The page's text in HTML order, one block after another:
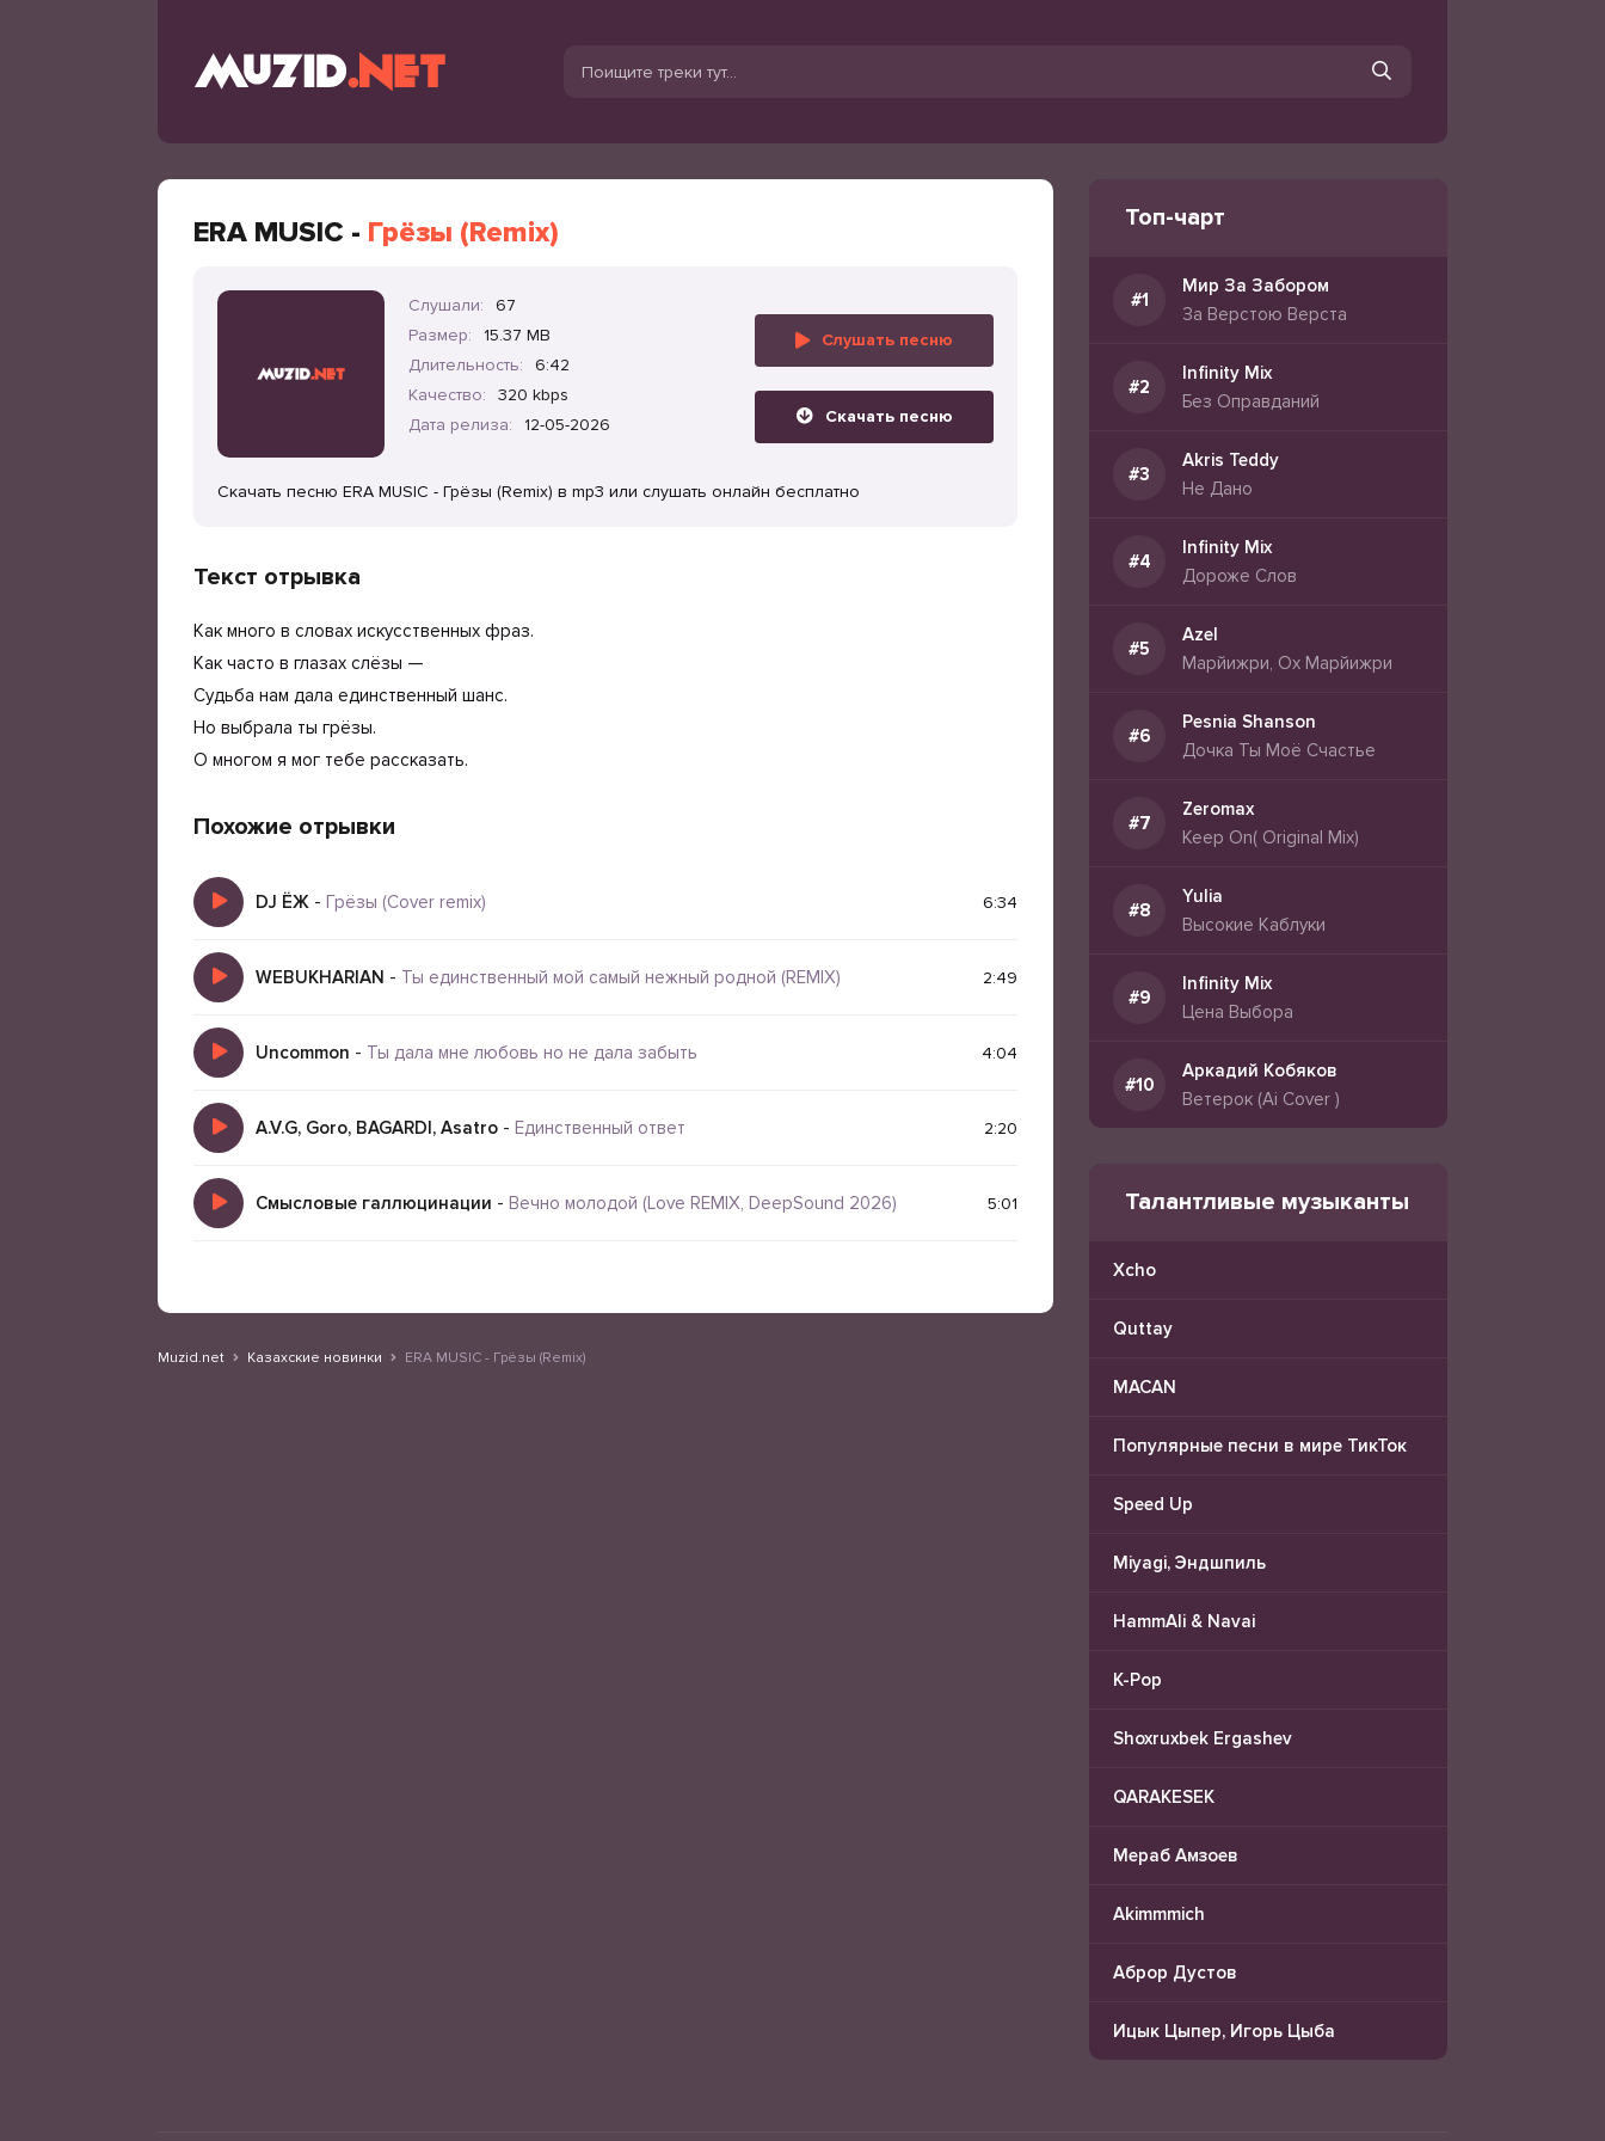
ERA MUSIC - Грёзы (Remix)
Слушали:
67
Размер:
15.37 MB
Длительность:
6:42
Качество:
320 kbps
Дата релиза:
12-05-2026
Слушать песню
Скачать песню
Скачать песню ERA MUSIC - Грёзы (Remix) в mp3 или слушать онлайн бесплатно
Текст отрывка
Как много в словах искусственных фраз.
Как часто в глазах слёзы —
Судьба нам дала единственный шанс.
Но выбрала ты грёзы.
О многом я мог тебе рассказать.
Похожие отрывки
DJ ЁЖ - Грёзы (Cover remix) 6:34
WEBUKHARIAN - Ты единственный мой самый нежный родной (REMIX) 2:49
Uncommon - Ты дала мне любовь но не дала забыть 4:04
A.V.G, Goro, BAGARDI, Asatro - Единственный ответ 2:20
Смысловые галлюцинации - Вечно молодой (Love REMIX, DeepSound 2026) 5:01
Muzid.net Казахские новинки ERA MUSIC - Грёзы (Remix)
Топ-чарт
Мир За Забором
За Верстою Верста
Infinity Mix
Без Оправданий
Akris Teddy
Не Дано
Infinity Mix
Дороже Слов
Azel
Марйижри, Ох Марйижри
Pesnia Shanson
Дочка Ты Моё Счастье
Zeromax
Keep On( Original Mix)
Yulia
Высокие Каблуки
Infinity Mix
Цена Выбора
Аркадий Кобяков
Ветерок (Ai Cover )
Талантливые музыканты
Xcho
Quttay
MACAN
Популярные песни в мире ТикТок
Speed Up
Miyagi, Эндшпиль
HammAli & Navai
K-Pop
Shoxruxbek Ergashev
QARAKESEK
Мераб Амзоев
Akimmmich
Аброр Дустов
Ицык Цыпер, Игорь Цыба